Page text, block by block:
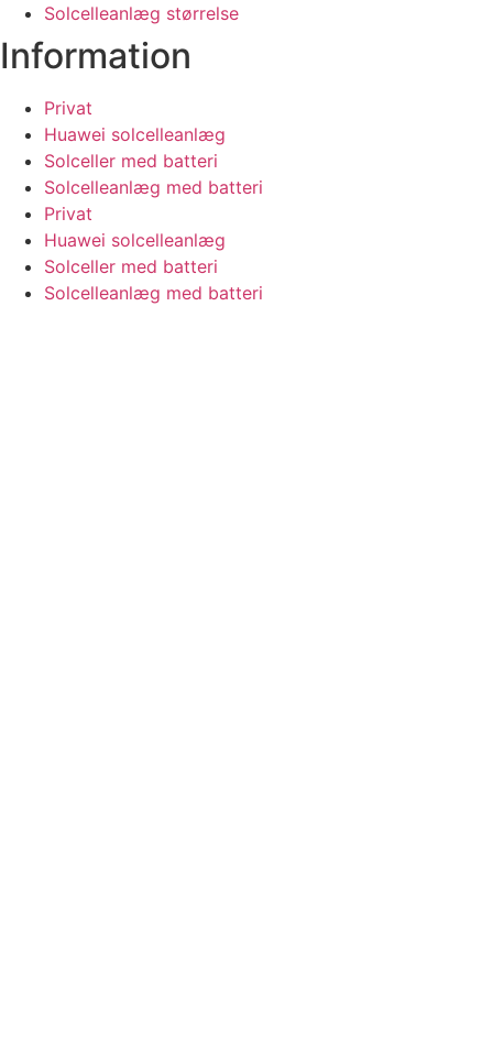
Solcelleanlæg størrelse
Information
Privat
Huawei solcelleanlæg
Solceller med batteri
Solcelleanlæg med batteri
Privat
Huawei solcelleanlæg
Solceller med batteri
Solcelleanlæg med batteri